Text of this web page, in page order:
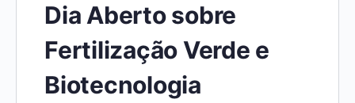
Dia Aberto sobre
Fertilização Verde e
Biotecnologia